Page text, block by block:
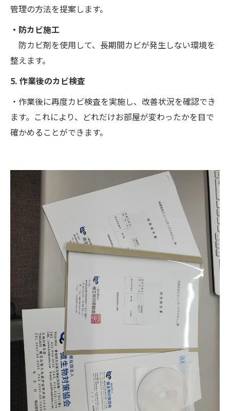
管理の方法を提案します。
・防カビ施工
防カビ剤を使用して、長期間カビが発生しない環境を
整えます。
5. 作業後のカビ検査
・作業後に再度カビ検査を実施し、改善状況を確認でき
ます。これにより、どれだけお部屋が変わったかを目で
確かめることができます。